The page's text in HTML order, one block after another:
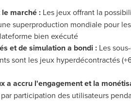
marché :Les jeux offrant la
superproduction mondiale pour
bien exécuté
et de simulation a bondi :Les
sont les jeux hyperdécontractés
a accru l'engagement et la
participation des utilisateurs